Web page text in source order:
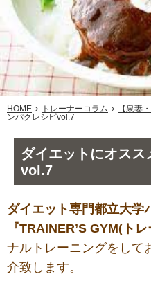
HOME トレーナーコラム 【泉妻
ンパクレシピvol.7
ダイエットにオス
vol.7
ダイエット専門都立大学
『TRAINER’S GYM(ト
ナルトレーニングをして
介致します。